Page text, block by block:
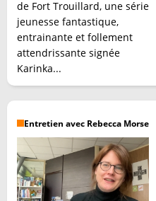
de Fort Trouillard, une série
jeunesse fantastique,
entrainante et follement
attendrissante signée
Karinka...
Entretien avec Rebecca Morse